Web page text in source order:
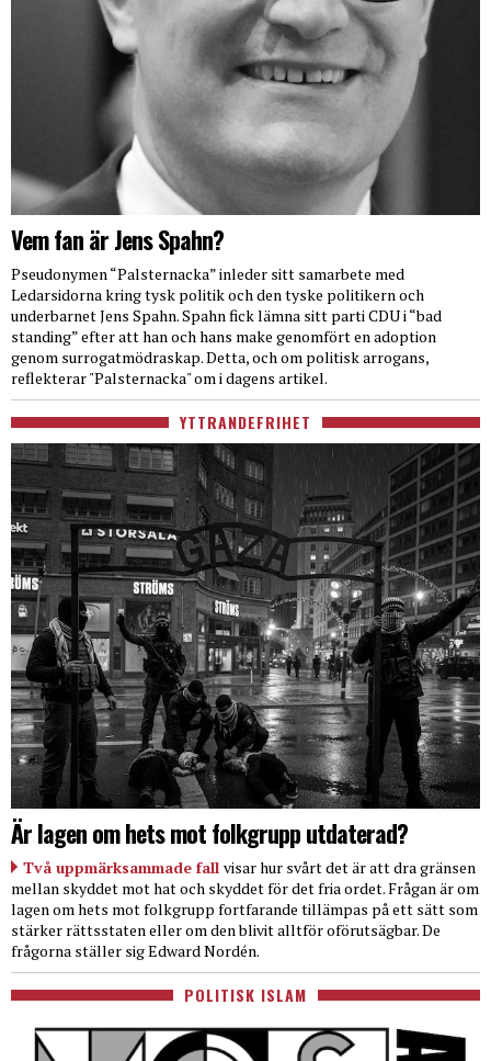
Vem fan är Jens Spahn?
Pseudonymen “Palsternacka” inleder sitt samarbete med
Ledarsidorna kring tysk politik och den tyske politikern och
underbarnet Jens Spahn. Spahn fick lämna sitt parti CDU i “bad
standing” efter att han och hans make genomfört en adoption
genom surrogatmödraskap. Detta, och om politisk arrogans,
reflekterar "Palsternacka" om i dagens artikel.
YTTRANDEFRIHET
Är lagen om hets mot folkgrupp utdaterad?
Två uppmärksammade fall visar hur svårt det är att dra gränsen
mellan skyddet mot hat och skyddet för det fria ordet. Frågan är om
lagen om hets mot folkgrupp fortfarande tillämpas på ett sätt som
stärker rättsstaten eller om den blivit alltför oförutsägbar. De
frågorna ställer sig Edward Nordén.
POLITISK ISLAM